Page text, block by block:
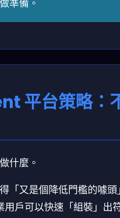
準備。
平台策略：
什麼。
「又是個降低門檻的噱
戶可以快速「組裝」出